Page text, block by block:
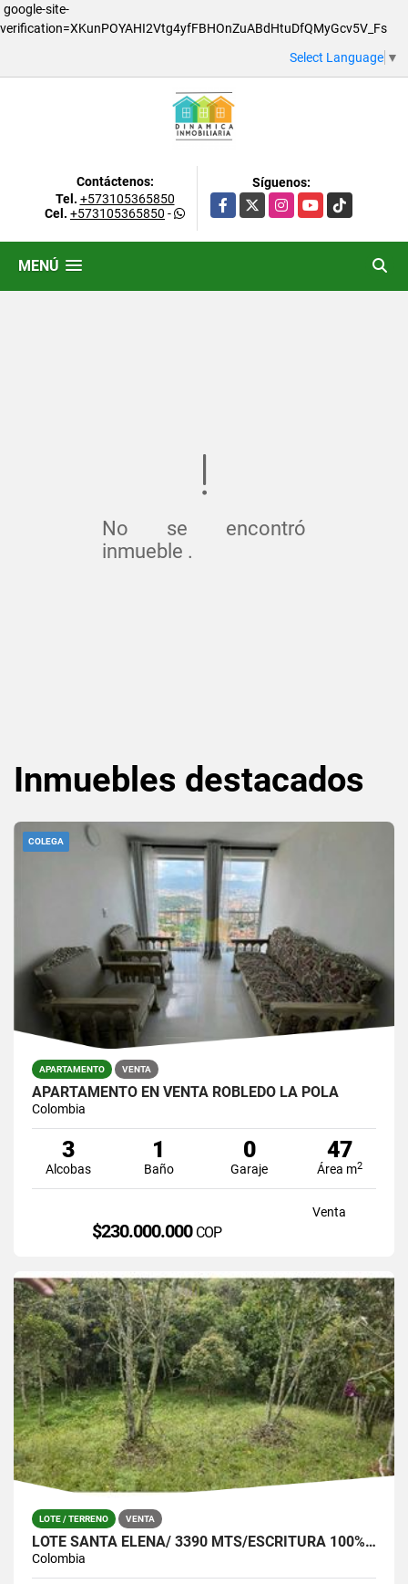
google-site-
verification=XKunPOYAHI2Vtg4yfFBHOnZuABdHtuDfQMyGcv5V_Fs
Select Language ▼
Contáctenos:
Tel. +573105365850
Cel. +573105365850 -
Síguenos:
Facebook
X InstagramYouTubeTikTok
MENÚ
No se encontró
inmueble .
Inmuebles destacados
COLEGA
APARTAMENTO VENTA
APARTAMENTO EN VENTA ROBLEDO LA POLA
Colombia
3
Alcobas
1
Baño
0
Garaje
47
Área m2
Venta
$230.000.000 COP
LOTE / TERRENO VENTA
LOTE SANTA ELENA/ 3390 MTS/ESCRITURA 100%- OPORTUNIDAD!
Colombia